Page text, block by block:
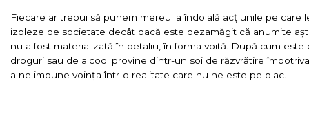
Fiecare ar trebui să punem mereu la îndoială acțiunile pe care
izoleze de societate decât dacă este dezamăgit că anumite
nu a fost materializată în detaliu, în forma voită. După cum
droguri sau de alcool provine dintr-un soi de răzvrătire
a ne impune voința într-o realitate care nu ne este pe plac.